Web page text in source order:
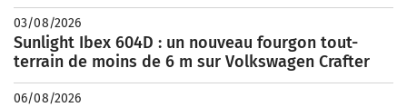
03/08/2026
Sunlight Ibex 604D : un nouveau fourgon tout-
terrain de moins de 6 m sur Volkswagen Crafter
06/08/2026